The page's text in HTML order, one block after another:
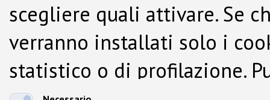
scegliere quali attivare. Se
verranno installati solo i
statistico o di profilazione.